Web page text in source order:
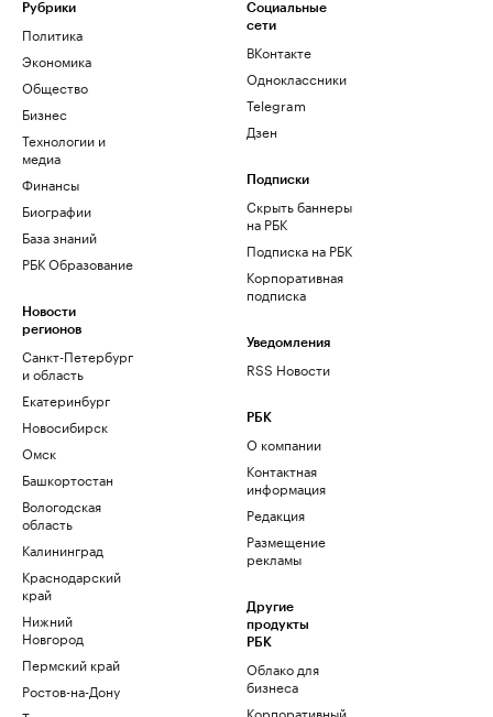
Рубрики
Политика
Экономика
Общество
Бизнес
Технологии и
медиа
Финансы
Биографии
База знаний
РБК Образование
Новости
регионов
Санкт-Петербург
и область
Екатеринбург
Новосибирск
Омск
Башкортостан
Вологодская
область
Калининград
Краснодарский
край
Нижний
Новгород
Пермский край
Ростов-на-Дону
Социальные
сети
ВКонтакте
Одноклассники
Telegram
Дзен
Подписки
Скрыть баннеры
на РБК
Подписка на РБК
Корпоративная
подписка
Уведомления
RSS Новости
РБК
О компании
Контактная
информация
Редакция
Размещение
рекламы
Другие
продукты
РБК
Облако для
бизнеса
Корпоративный